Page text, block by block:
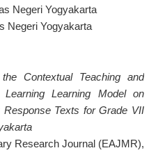
Negeri Yogyakarta
Negeri Yogyakarta
Contextual Teaching and
Learning Model on
Texts for Grade VII
Research Journal (EAJMR),